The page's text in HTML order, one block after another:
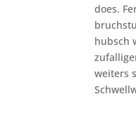
does.
hubsch
weiters